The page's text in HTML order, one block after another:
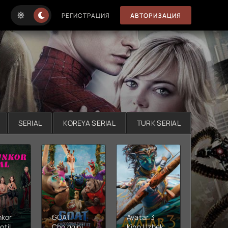
РЕГИСТРАЦИЯ АВТОРИЗАЦИЯ
SERIAL KOREYA SERIAL TURK SERIAL
GOAT:
Avatar 3